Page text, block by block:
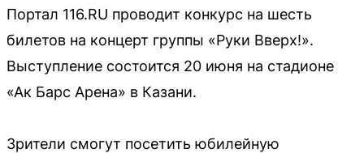
Портал 116.RU проводит конкурс на шесть
билетов на концерт группы «Руки Вверх!».
Выступление состоится 20 июня на стадионе
«Ак Барс Арена» в Казани.
Зрители смогут посетить юбилейную